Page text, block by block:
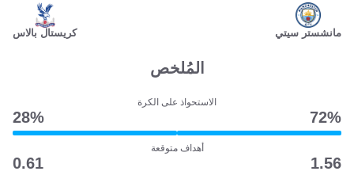
مانشستر سيتي كريستال بالاس
المُلخص
الاستحواذ على الكرة
72‎%‎
28‎%‎
أهداف متوقعة
1.56
0.61